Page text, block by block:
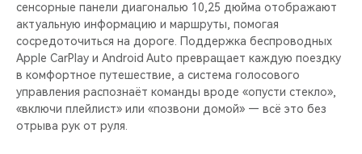
сенсорные панели диагональю 10,25 дюйма отображают
актуальную информацию и маршруты, помогая
сосредоточиться на дороге. Поддержка беспроводных
Apple CarPlay и Android Auto превращает каждую поездку
в комфортное путешествие, а система голосового
управления распознаёт команды вроде «опусти стекло»,
«включи плейлист» или «позвони домой» — всё это без
отрыва рук от руля.